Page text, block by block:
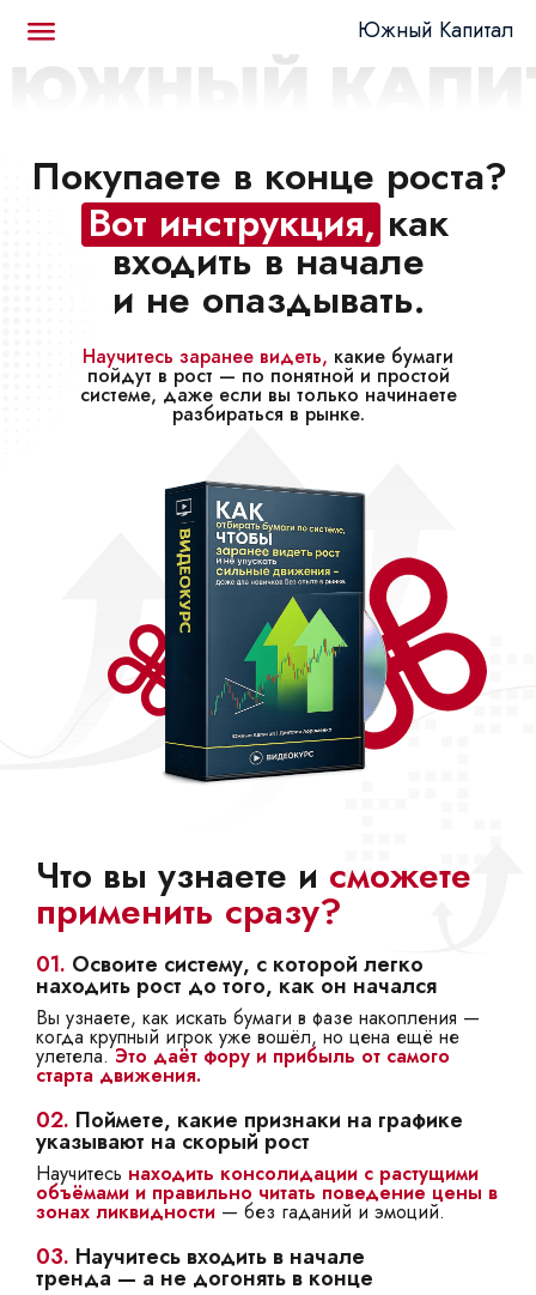
Южный Капитал
Научитеcь заранее видеть, какие бумаги
пойдут в рост — по понятной и простой
системе, даже если вы только начинаете
разбираться в рынке.
Покупаете в конце роста?
Вот инструкция,как
входить в начале
и не опаздывать.
Что вы узнаете и сможете
применить сразу?
01. Освоите систему, с которой легко
находить рост до того, как он начался
Вы узнаете, как искать бумаги в фазе накопления —
когда крупный игрок уже вошёл, но цена ещё не
улетела.Это даёт фору и прибыль от самого
старта движения.
02. Поймете, какие признаки на графике
указывают на скорый рост
Научитесь находить консолидации с растущими
объёмами и правильно читать поведение цены в
зонах ликвидности — без гаданий и эмоций.
03. Научитесь входить в начале
тренда — а не догонять в конце